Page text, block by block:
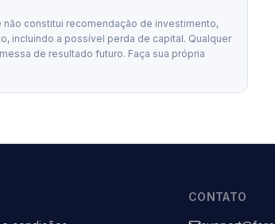
constitui recomendação de investimento,
incluindo a possível perda de capital. Qualquer
de resultado futuro. Faça sua própria
CONTATO